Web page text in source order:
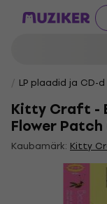
LP plaadid ja CD-d
Kitty Craft -
Flower Patch
Kaubamärk: Kitty